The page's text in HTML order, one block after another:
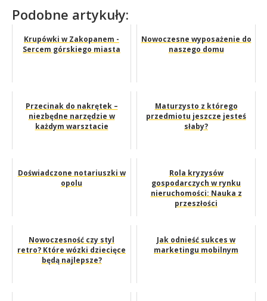
Podobne artykuły:
Krupówki w Zakopanem -
Sercem górskiego miasta
Nowoczesne wyposażenie do
naszego domu
Przecinak do nakrętek –
niezbędne narzędzie w
każdym warsztacie
Maturzysto z którego
przedmiotu jeszcze jesteś
słaby?
Doświadczone notariuszki w
opolu
Rola kryzysów
gospodarczych w rynku
nieruchomości: Nauka z
przeszłości
Nowoczesność czy styl
retro? Które wózki dziecięce
będą najlepsze?
Jak odnieść sukces w
marketingu mobilnym